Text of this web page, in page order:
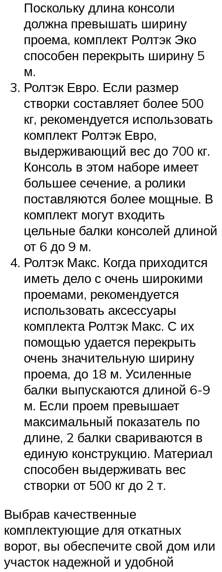
Поскольку длина консоли
должна превышать ширину
проема, комплект Ролтэк Эко
способен перекрыть ширину 5
м.
Ролтэк Евро. Если размер
створки составляет более 500
кг, рекомендуется использовать
комплект Ролтэк Евро,
выдерживающий вес до 700 кг.
Консоль в этом наборе имеет
большее сечение, а ролики
поставляются более мощные. В
комплект могут входить
цельные балки консолей длиной
от 6 до 9 м.
Ролтэк Макс. Когда приходится
иметь дело с очень широкими
проемами, рекомендуется
использовать аксессуары
комплекта Ролтэк Макс. С их
помощью удается перекрыть
очень значительную ширину
проема, до 18 м. Усиленные
балки выпускаются длиной 6-9
м. Если проем превышает
максимальный показатель по
длине, 2 балки свариваются в
единую конструкцию. Материал
способен выдерживать вес
створки от 500 кг до 2 т.
Выбрав качественные
комплектующие для откатных
ворот, вы обеспечите свой дом или
участок надежной и удобной